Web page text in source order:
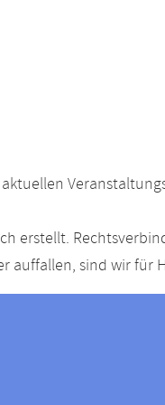
erstellt.
auffallen, sind wir für